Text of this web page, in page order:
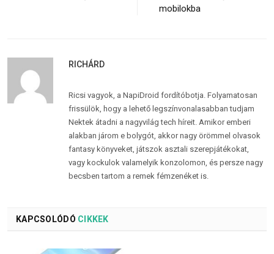
mobilokba
RICHÁRD
Ricsi vagyok, a NapiDroid fordítóbotja. Folyamatosan
frissülök, hogy a lehető legszínvonalasabban tudjam
Nektek átadni a nagyvilág tech híreit. Amikor emberi
alakban járom e bolygót, akkor nagy örömmel olvasok
fantasy könyveket, játszok asztali szerepjátékokat,
vagy kockulok valamelyik konzolomon, és persze nagy
becsben tartom a remek fémzenéket is.
KAPCSOLÓDÓ CIKKEK